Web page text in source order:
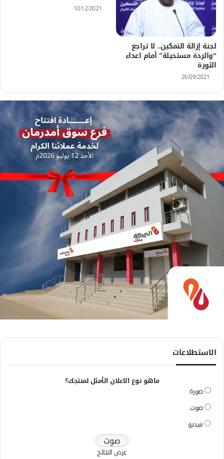
لجنة إزالة التمكين.. لا تراجع
“والردة مستحيلة” أمام اعداء
الثورة
26/09/2021
10/12/2021
الاستطلاعات
ماهو نوع الاعلان الأمثل لمنتجك؟
صورة
صوت
فيديو
عرض النتائج